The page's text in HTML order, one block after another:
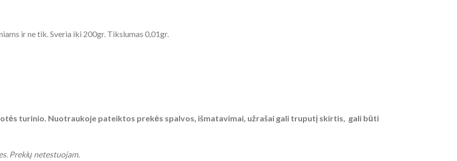
ir ne tik. Sveria iki 200gr. Tikslumas 0,01gr.
turinio. Nuotraukoje pateiktos prekės spalvos, išmatavimai, užrašai gali truputį skirtis, gali būti
Prekių netestuojam.